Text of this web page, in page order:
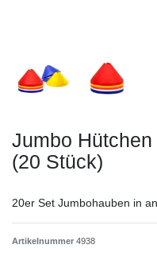
Jumbo
(20 Stück)
20er Set Jumbohauben in
Artikelnummer 4938